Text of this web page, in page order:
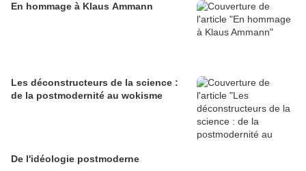
En hommage à Klaus Ammann
Les déconstructeurs de la science :
de la postmodernité au wokisme
De l'idéologie postmoderne